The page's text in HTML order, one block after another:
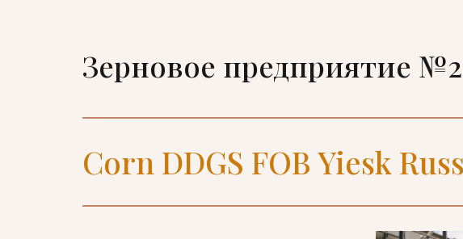
Зерновое предприятие
Corn DDGS FOB Yiesk